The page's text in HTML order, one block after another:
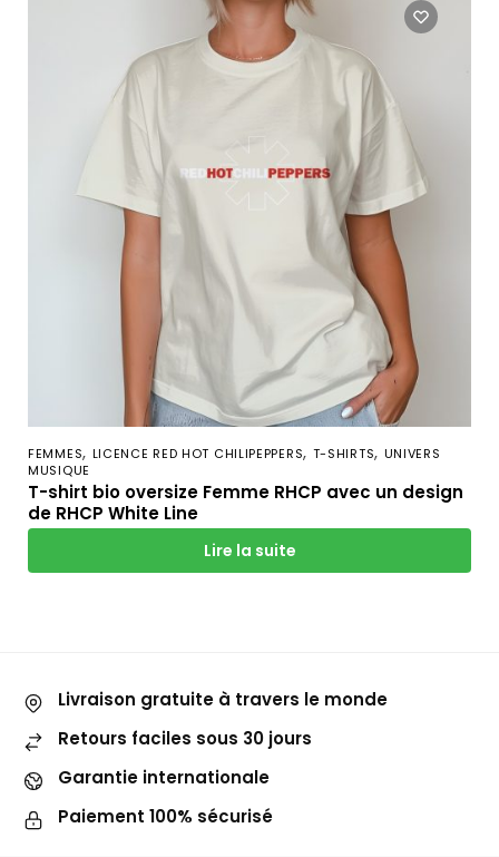
FEMMES, LICENCE RED HOT CHILIPEPPERS, T-SHIRTS, UNIVERS
MUSIQUE
T-shirt bio oversize Femme RHCP avec un design
de RHCP White Line
Lire la suite
Livraison gratuite à travers le monde
Retours faciles sous 30 jours
Garantie internationale
Paiement 100% sécurisé